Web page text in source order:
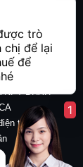
CA
BHXH
tử
trò
chị để lại
để
1